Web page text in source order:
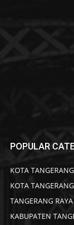
POPULAR
KOTA
KOTA TANGERANG
TANGERANG RAYA
KABUPATEN